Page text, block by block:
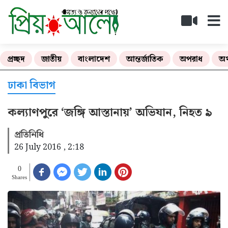
প্রচ্ছদ জাতীয় বাংলাদেশ আন্তর্জাতিক অপরাধ
ঢাকা বিভাগ
কল্যাণপুরে ‘জঙ্গি আস্তানায়’ অভিযান, নিহত ৯
প্রতিনিধি
26 July 2016 , 2:18
0
Shares